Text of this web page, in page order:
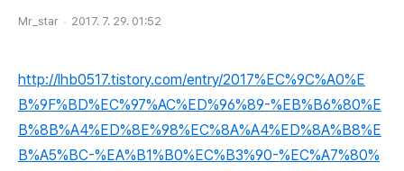
Mr_star 2017. 7. 29. 01:52
http://lhb0517.tistory.com/entry/2017%EC%9C%A0%E
B%9F%BD%EC%97%AC%ED%96%89-%EB%B6%80%E
B%8B%A4%ED%8E%98%EC%8A%A4%ED%8A%B8%E
B%A5%BC-%EA%B1%B0%EC%B3%90-%EC%A7%80%